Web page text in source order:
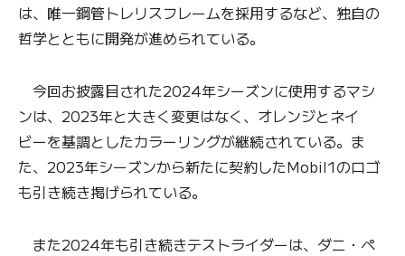
は、唯一鋼管トレリスフレームを採用するなど、独自の
哲学とともに開発が進められている。
今回お披露目された2024年シーズンに使用するマシ
ンは、2023年と大きく変更はなく、オレンジとネイ
ビーを基調としたカラーリングが継続されている。ま
た、2023年シーズンから新たに契約したMobil1のロゴ
も引き続き掲げられている。
また2024年も引き続きテストライダーは、ダニ・ペ